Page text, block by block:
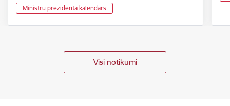
Ministru prezidenta kalendārs
Visi notikumi